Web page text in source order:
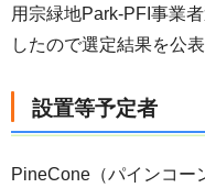
用宗緑地Park-PFI事業
したので選定結果を公表
設置等予定者
PineCone（パインコー